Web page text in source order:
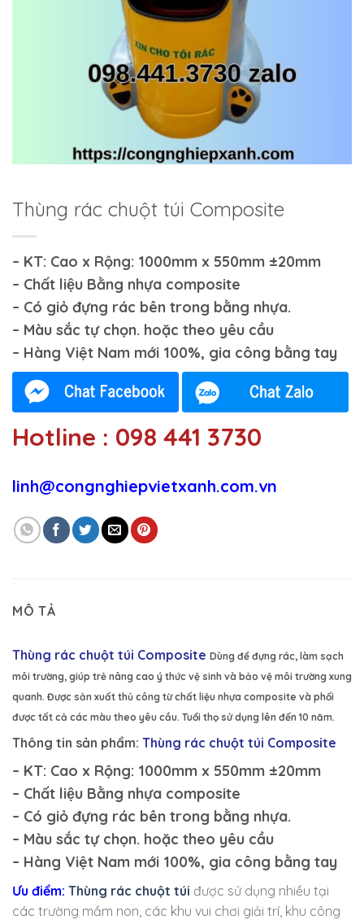
Thùng rác chuột túi Composite
– KT: Cao x Rộng: 1000mm x 550mm ±20mm
– Chất liệu Bằng nhựa composite
– Có giỏ đựng rác bên trong bằng nhựa.
– Màu sắc tự chọn. hoặc theo yêu cầu
– Hàng Việt Nam mới 100%, gia công bằng tay
Hotline : 098 441 3730
linh@congnghiepvietxanh.com.vn
MÔ TẢ
Thùng rác chuột túi Composite Dùng để đựng rác, làm sạch
môi trường, giúp trẻ nâng cao ý thức vệ sinh và bảo vệ môi trường xung
quanh. Được sản xuất thủ công từ chất liệu nhựa composite và phối
được tất cả các màu theo yêu cầu. Tuổi thọ sử dụng lên đến 10 năm.
Thông tin sản phẩm: Thùng rác chuột túi Composite
– KT: Cao x Rộng: 1000mm x 550mm ±20mm
– Chất liệu Bằng nhựa composite
– Có giỏ đựng rác bên trong bằng nhựa.
– Màu sắc tự chọn. hoặc theo yêu cầu
– Hàng Việt Nam mới 100%, gia công bằng tay
Ưu điểm: Thùng rác chuột túi được sử dụng nhiều tại
các trường mầm non, các khu vui chơi giải trí, khu công